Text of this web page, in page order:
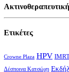
Ετικέτες
Crowne Plaza HPV
Δέσποινα Κατσώχη